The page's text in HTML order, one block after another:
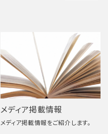
メディア掲載情報
メディア掲載情報をご紹介します。